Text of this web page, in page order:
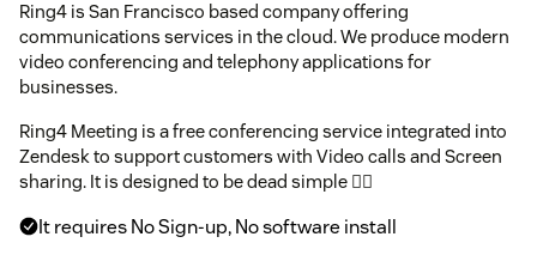
Ring4 is San Francisco based company offering
communications services in the cloud. We produce modern
video conferencing and telephony applications for
businesses.
Ring4 Meeting is a free conferencing service integrated into
Zendesk to support customers with Video calls and Screen
sharing. It is designed to be dead simple 🧘‍♀️
It requires No Sign-up, No software install